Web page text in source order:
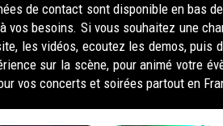
de contact sont disponible en bas
vos besoins. Si vous souhaitez une
les vidéos, ecoutez les demos, puis
sur la scène, pour animé votre
vos concerts et soirées partout en